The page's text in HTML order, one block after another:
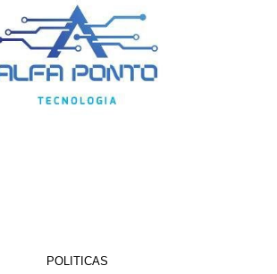
POLITICAS